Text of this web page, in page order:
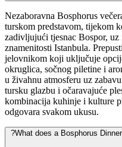
Nezaboravna Bosphorus
turskom predstavom, tijekom
zadivljujući tjesnac Bospor,
znamenitosti Istanbula.
jelovnikom koji uključuje
okruglica, sočnog piletine i
u živahnu atmosferu uz
tursku glazbu i očaravajuće
kombinacija kuhinje i kulture
odgovara svakom ukusu.
?What does a Bosphorus